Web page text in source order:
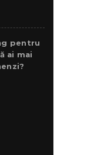
pentru
ai mai